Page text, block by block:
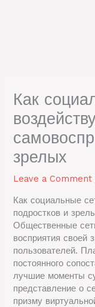
Как
зрелых
Leave a Comment
Как социальные
подростков и
Общественные
восприятия своей
пользователей.
постоянного
лучшие моменты
представление о
призму